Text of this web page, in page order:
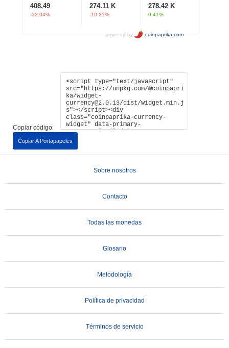
Copiar código:
Copiar A Portapapeles
Sobre nosotros
Contacto
Todas las monedas
Glosario
Metodología
Política de privacidad
Términos de servicio